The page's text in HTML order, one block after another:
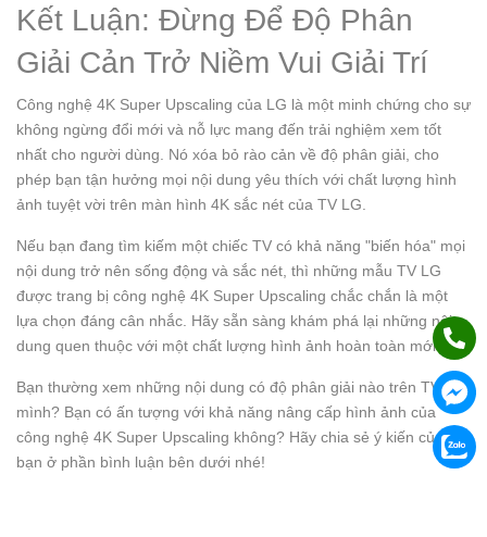
Kết Luận: Đừng Để Độ Phân
Giải Cản Trở Niềm Vui Giải Trí
Công nghệ 4K Super Upscaling của LG là một minh chứng cho sự
không ngừng đổi mới và nỗ lực mang đến trải nghiệm xem tốt
nhất cho người dùng. Nó xóa bỏ rào cản về độ phân giải, cho
phép bạn tận hưởng mọi nội dung yêu thích với chất lượng hình
ảnh tuyệt vời trên màn hình 4K sắc nét của TV LG.
Nếu bạn đang tìm kiếm một chiếc TV có khả năng "biến hóa" mọi
nội dung trở nên sống động và sắc nét, thì những mẫu TV LG
được trang bị công nghệ 4K Super Upscaling chắc chắn là một
lựa chọn đáng cân nhắc. Hãy sẵn sàng khám phá lại những nội
dung quen thuộc với một chất lượng hình ảnh hoàn toàn mới!
Bạn thường xem những nội dung có độ phân giải nào trên TV của
mình? Bạn có ấn tượng với khả năng nâng cấp hình ảnh của
công nghệ 4K Super Upscaling không? Hãy chia sẻ ý kiến của
bạn ở phần bình luận bên dưới nhé!